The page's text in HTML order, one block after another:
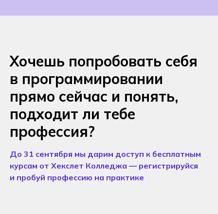
Хочешь попробовать себя
в программировании
прямо сейчас и понять,
подходит ли тебе
профессия?
До 31 сентября мы дарим доступ к бесплатным
курсам от Хекслет Колледжа — регистрируйся
и пробуй профессию на практике